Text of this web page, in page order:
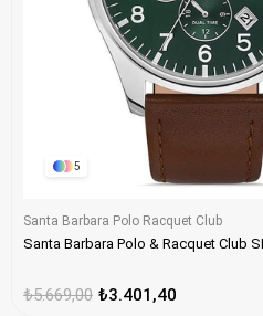
5
Santa Barbara Polo Racquet Club
Santa Barbara Polo & Racquet Club
₺3.401,40
₺5.669,00